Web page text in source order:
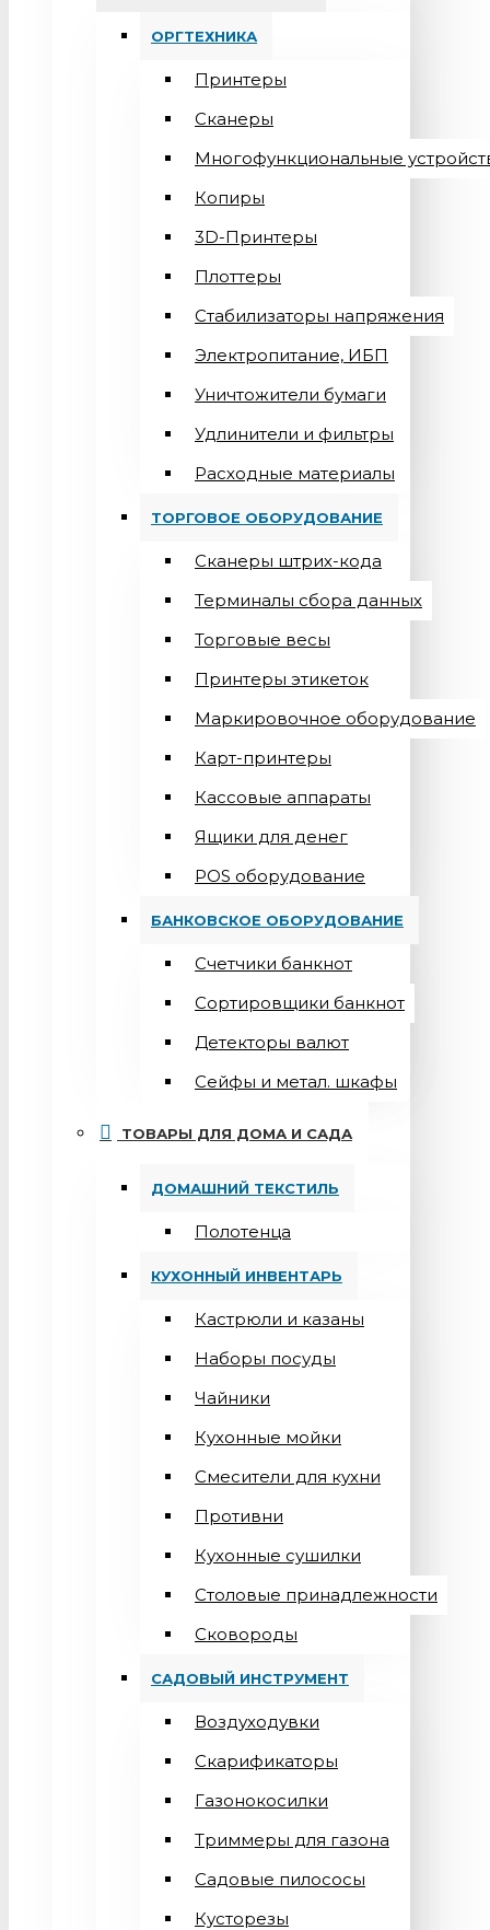
ОРГТЕХНИКА
Принтеры
Сканеры
Многофункциональные
Копиры
3D-Принтеры
Плоттеры
Стабилизаторы напряжения
Электропитание, ИБП
Уничтожители бумаги
Удлинители и фильтры
Расходные материалы
ТОРГОВОЕ ОБОРУДОВАНИЕ
Сканеры штрих-кода
Терминалы сбора данных
Торговые весы
Принтеры этикеток
Маркировочное оборудование
Карт-принтеры
Кассовые аппараты
Ящики для денег
POS оборудование
БАНКОВСКОЕ ОБОРУДОВАНИЕ
Счетчики банкнот
Сортировщики банкнот
Детекторы валют
Сейфы и метал. шкафы
ТОВАРЫ ДЛЯ ДОМА И САДА
ДОМАШНИЙ ТЕКСТИЛЬ
Полотенца
КУХОННЫЙ ИНВЕНТАРЬ
Кастрюли и казаны
Наборы посуды
Чайники
Кухонные мойки
Смесители для кухни
Противни
Кухонные сушилки
Столовые принадлежности
Сковороды
САДОВЫЙ ИНСТРУМЕНТ
Воздуходувки
Скарификаторы
Газонокосилки
Триммеры для газона
Садовые пилососы
Кусторезы